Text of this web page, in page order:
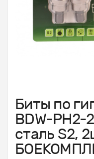
Биты по
BDW-
сталь S2,